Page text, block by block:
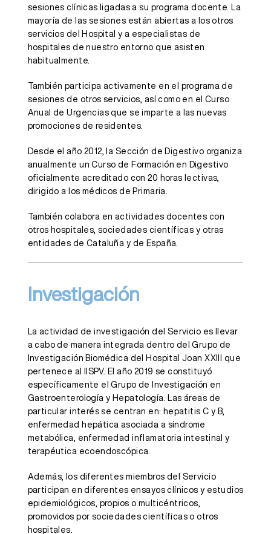
sesiones clínicas ligadas a su programa docente. La
mayoría de las sesiones están abiertas a los otros
servicios del Hospital y a especialistas de
hospitales de nuestro entorno que asisten
habitualmente.
También participa activamente en el programa de
sesiones de otros servicios, así como en el Curso
Anual de Urgencias que se imparte a las nuevas
promociones de residentes.
Desde el año 2012, la Sección de Digestivo organiza
anualmente un Curso de Formación en Digestivo
oficialmente acreditado con 20 horas lectivas,
dirigido a los médicos de Primaria.
También colabora en actividades docentes con
otros hospitales, sociedades científicas y otras
entidades de Cataluña y de España.
Investigación
La actividad de investigación del Servicio es llevar
a cabo de manera integrada dentro del Grupo de
Investigación Biomédica del Hospital Joan XXIII que
pertenece al IISPV. El año 2019 se constituyó
específicamente el Grupo de Investigación en
Gastroenterología y Hepatología. Las áreas de
particular interés se centran en: hepatitis C y B,
enfermedad hepática asociada a síndrome
metabólica, enfermedad inflamatoria intestinal y
terapéutica ecoendoscópica.
Además, los diferentes miembros del Servicio
participan en diferentes ensayos clínicos y estudios
epidemiológicos, propios o multicéntricos,
promovidos por sociedades científicas o otros
hospitales.